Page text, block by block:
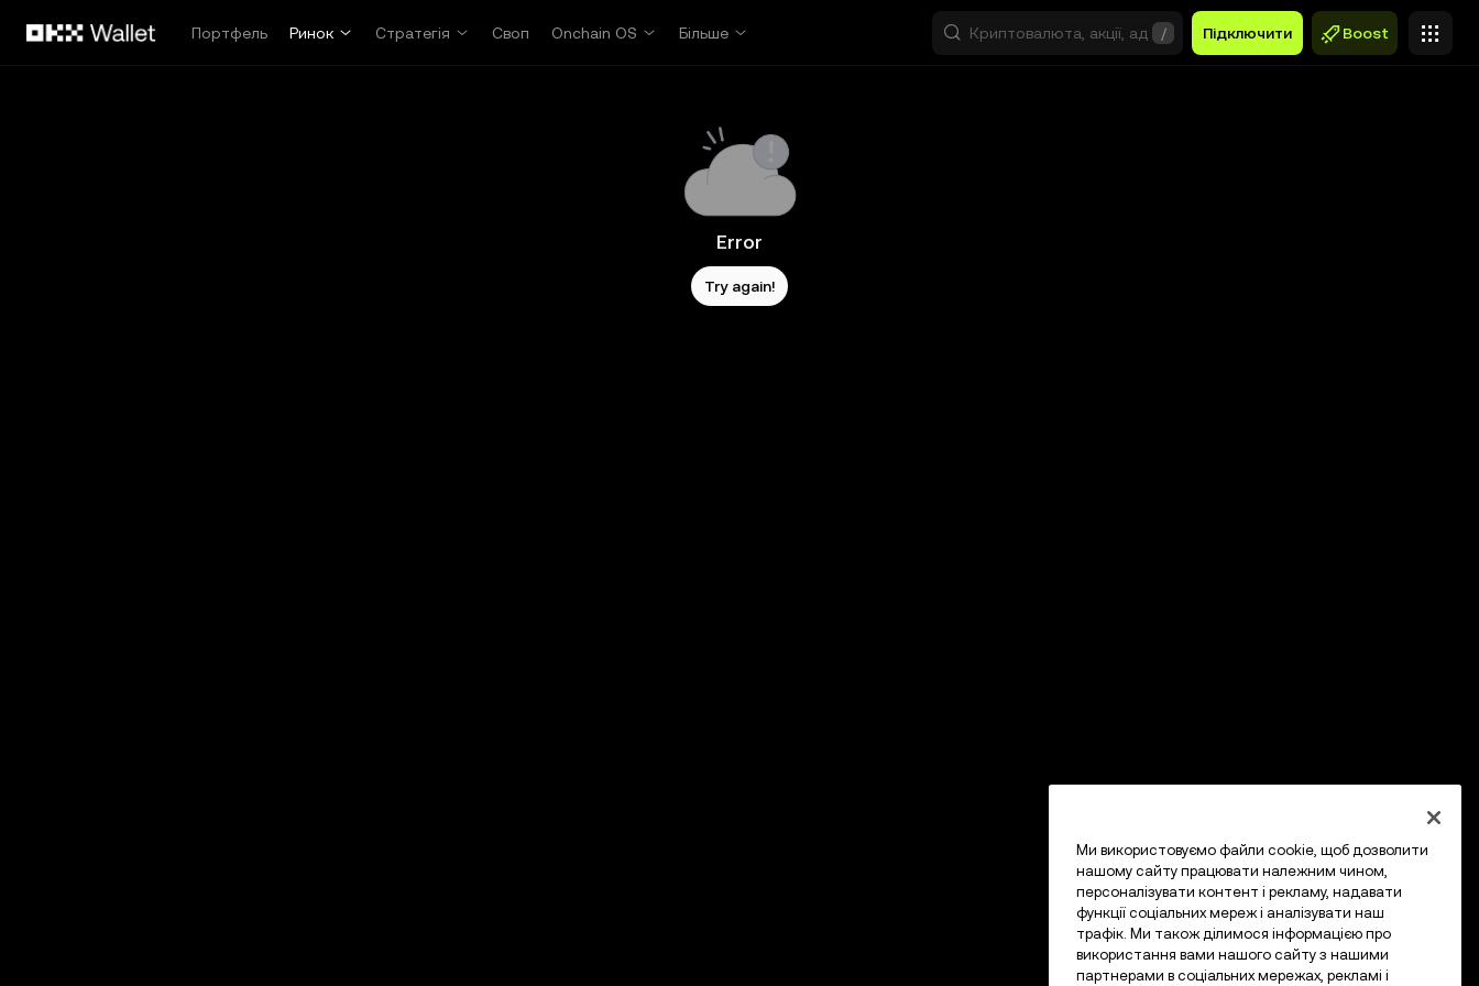
Портфель
Ринок Стратегія Своп Onchain OS Більше / Підключити Boost
Error
Try again!
Ми використовуємо файли cookie, щоб дозволити
нашому сайту працювати належним чином,
персоналізувати контент і рекламу, надавати
функції соціальних мереж і аналізувати наш
трафік. Ми також ділимося інформацією про
використання вами нашого сайту з нашими
партнерами в соціальних мережах, рекламі і